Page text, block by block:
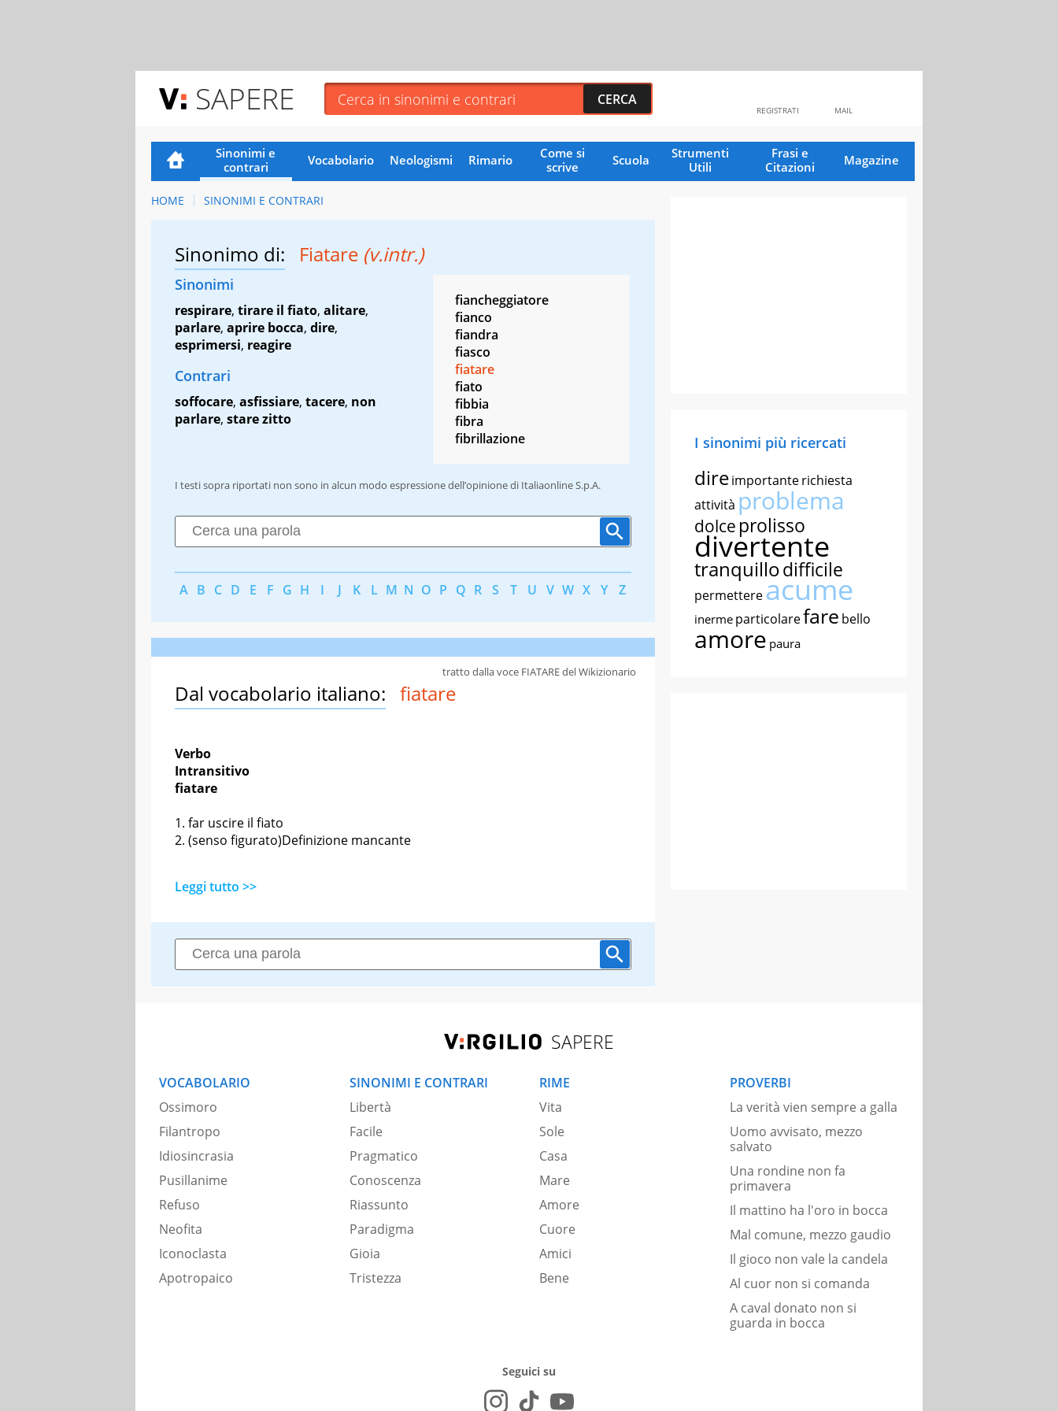
SAPERE MAIL
REGISTRATI
Sinonimi e
contrari
Vocabolario Neologismi Rimario
Come si
scrive
Scuola
Strumenti
Utili
Frasi e
Citazioni
Magazine
HOME SINONIMI E CONTRARI
Sinonimo di: Fiatare (v.intr.)
Sinonimi
respirare, tirare il fiato, alitare,
parlare, aprire bocca, dire,
esprimersi, reagire
Contrari
soffocare, asfissiare, tacere, non
parlare, stare zitto
fiancheggiatore
fianco
fiandra
fiasco
fiatare
fiato
fibbia
fibra
fibrillazione
I testi sopra riportati non sono in alcun modo espressione dell’opinione di Italiaonline S.p.A.
A B C D E F G H I J K L M N O P Q R S T U V W X Y Z
Dal vocabolario italiano: fiatare
Verbo
Intransitivo
fiatare
far uscire il fiato
(senso figurato)Definizione mancante
Leggi tutto >>
tratto dalla voce FIATARE del Wikizionario
I sinonimi più ricercati
direimportanterichiesta
attività problema
dolce prolisso
divertente
tranquillodifficile
permettereacume
inerme particolarefare bello
amore paura
SAPERE
VOCABOLARIO
Ossimoro
Filantropo
Idiosincrasia
Pusillanime
Refuso
Neofita
Iconoclasta
Apotropaico
SINONIMI E CONTRARI
Libertà
Facile
Pragmatico
Conoscenza
Riassunto
Paradigma
Gioia
Tristezza
RIME
Vita
Sole
Casa
Mare
Amore
Cuore
Amici
Bene
PROVERBI
La verità vien sempre a galla
Uomo avvisato, mezzo
salvato
Una rondine non fa
primavera
Il mattino ha l'oro in bocca
Mal comune, mezzo gaudio
Il gioco non vale la candela
Al cuor non si comanda
A caval donato non si
guarda in bocca
Seguici su